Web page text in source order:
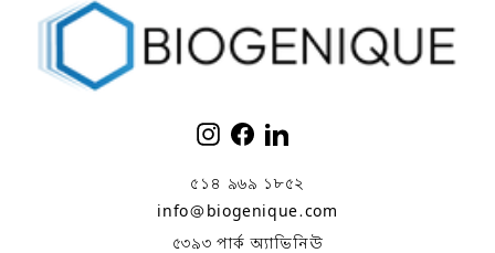
ইনস্টাগ্রাম
ফেসবুকলিঙ্কডইন
৫১৪ ৯৬৯ ১৮৫২
info@biogenique.com
৫৩৯৩ পার্ক অ্যাভিনিউ